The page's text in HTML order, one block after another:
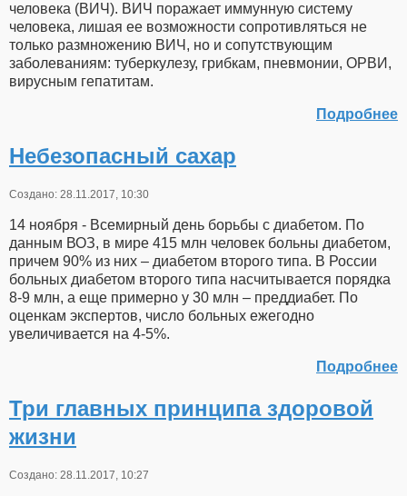
человека (ВИЧ). ВИЧ поражает иммунную систему
человека, лишая ее возможности сопротивляться не
только размножению ВИЧ, но и сопутствующим
заболеваниям: туберкулезу, грибкам, пневмонии, ОРВИ,
вирусным гепатитам.
Подробнее
Небезопасный сахар
Создано: 28.11.2017, 10:30
14 ноября - Всемирный день борьбы с диабетом. По
данным ВОЗ, в мире 415 млн человек больны диабетом,
причем 90% из них – диабетом второго типа. В России
больных диабетом второго типа насчитывается порядка
8-9 млн, а еще примерно у 30 млн – преддиабет. По
оценкам экспертов, число больных ежегодно
увеличивается на 4-5%.
Подробнее
Три главных принципа здоровой
жизни
Создано: 28.11.2017, 10:27